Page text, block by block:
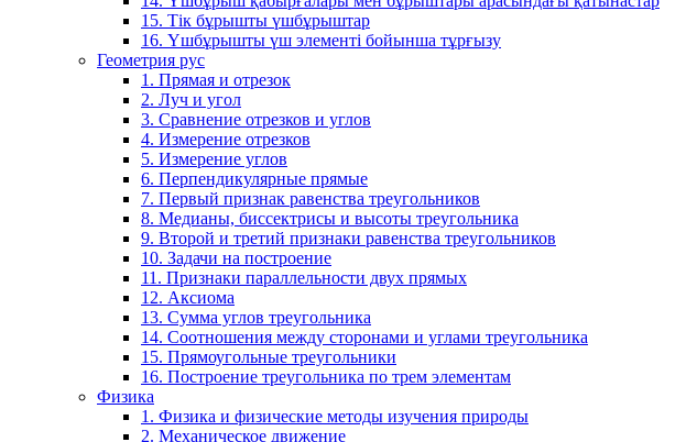
15. Тік бұрышты үшбұрыштар
16. Үшбұрышты үш элементі бойынша тұрғызу
Геометрия рус
1. Прямая и отрезок
2. Луч и угол
3. Сравнение отрезков и углов
4. Измерение отрезков
5. Измерение углов
6. Перпендикулярные прямые
7. Первый признак равенства треугольников
8. Медианы, биссектрисы и высоты треугольника
9. Второй и третий признаки равенства треугольников
10. Задачи на построение
11. Признаки параллельности двух прямых
12. Аксиома
13. Сумма углов треугольника
14. Соотношения между сторонами и углами треугольника
15. Прямоугольные треугольники
16. Построение треугольника по трем элементам
Физика
1. Физика и физические методы изучения природы
2. Механическое движение